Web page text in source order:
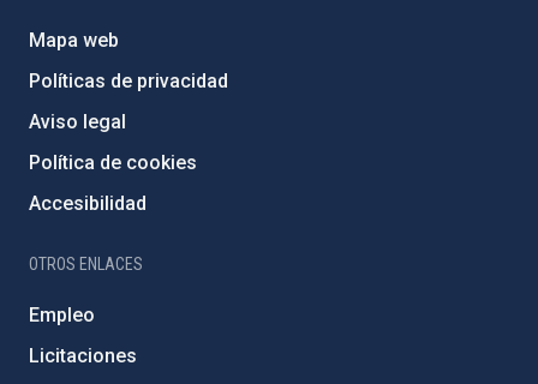
Mapa web
Políticas de privacidad
Aviso legal
Política de cookies
Accesibilidad
OTROS ENLACES
Empleo
Licitaciones